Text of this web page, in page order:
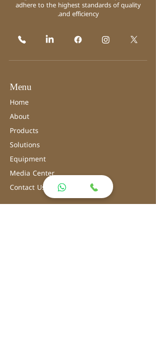
adhere to the highest standards of quality
and efficiency.
Menu
Home
About
Products
Solutions
Equipment
Media Center
Contact Us